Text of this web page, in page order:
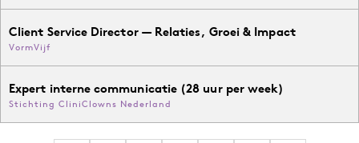
Client Service Director — Relaties, Groei & Impact
VormVijf
Expert interne communicatie (28 uur per week)
Stichting CliniClowns Nederland